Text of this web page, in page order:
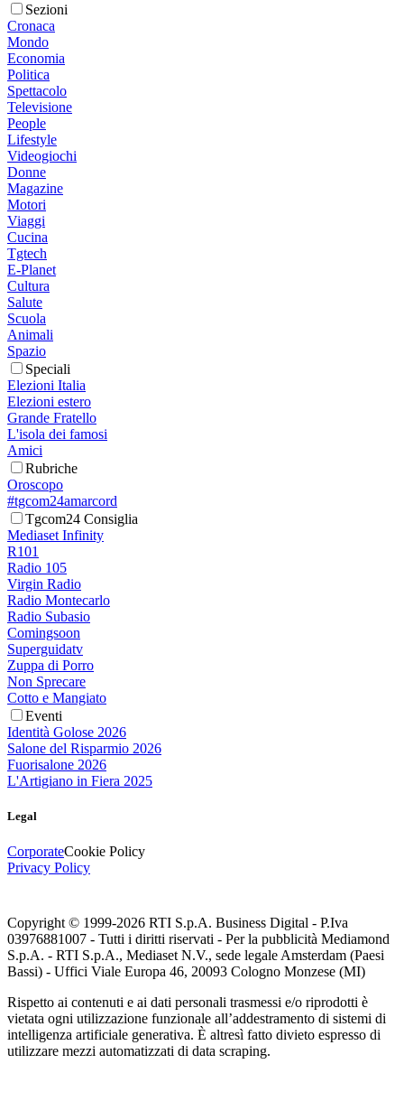
Sezioni
Cronaca
Mondo
Economia
Politica
Spettacolo
Televisione
People
Lifestyle
Videogiochi
Donne
Magazine
Motori
Viaggi
Cucina
Tgtech
E-Planet
Cultura
Salute
Scuola
Animali
Spazio
Speciali
Elezioni Italia
Elezioni estero
Grande Fratello
L'isola dei famosi
Amici
Rubriche
Oroscopo
#tgcom24amarcord
Tgcom24 Consiglia
Mediaset Infinity
R101
Radio 105
Virgin Radio
Radio Montecarlo
Radio Subasio
Comingsoon
Superguidatv
Zuppa di Porro
Non Sprecare
Cotto e Mangiato
Eventi
Identità Golose 2026
Salone del Risparmio 2026
Fuorisalone 2026
L'Artigiano in Fiera 2025
Legal
CorporateCookie Policy
Privacy Policy
Copyright © 1999-2026 RTI S.p.A. Business Digital - P.Iva
03976881007 - Tutti i diritti riservati - Per la pubblicità Mediamond
S.p.A. - RTI S.p.A., Mediaset N.V., sede legale Amsterdam (Paesi
Bassi) - Uffici Viale Europa 46, 20093 Cologno Monzese (MI)
Rispetto ai contenuti e ai dati personali trasmessi e/o riprodotti è
vietata ogni utilizzazione funzionale all’addestramento di sistemi di
intelligenza artificiale generativa. È altresì fatto divieto espresso di
utilizzare mezzi automatizzati di data scraping.